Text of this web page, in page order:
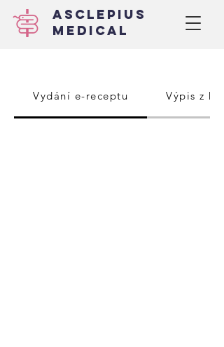
ASCLEPIUS
MEDICAL
Vydání e-receptu Výpis z